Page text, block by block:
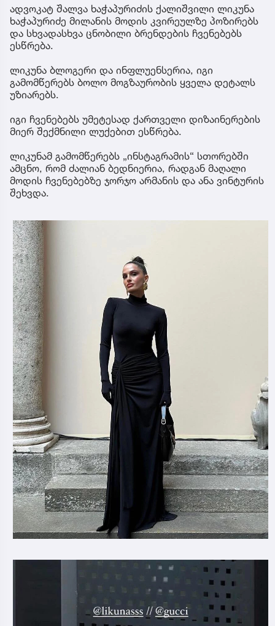
წინასწარმეტყველება
ადვოკატ შალვა ხაჭაპურიძის ქალიშვილი ლიკუნა
ხაჭაპურიძე მილანის მოდის კვირეულზე პოზირებს
და სხვადასხვა ცნობილი ბრენდების ჩვენებებს
ესწრება.
ლიკუნა ბლოგერი და ინფლუენსერია, იგი
გამომწერებს ბოლო მოგზაურობის ყველა დეტალს
უზიარებს.
იგი ჩვენებებს უმეტესად ქართველი დიზაინერების
მიერ შექმნილი ლუქებით ესწრება.
ლიკუნამ გამომწერებს „ინსტაგრამის“ სთორებში
ამცნო, რომ ძალიან ბედნიერია, რადგან მაღალი
მოდის ჩვენებებზე ჯორჯო არმანის და ანა ვინტურის
შეხვდა.